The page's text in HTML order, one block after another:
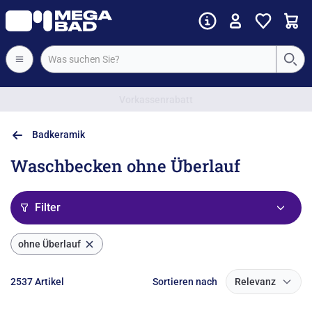
Badkeramik
Waschbecken ohne Überlauf
Filter
ohne Überlauf
2537 Artikel Sortieren nach Relevanz